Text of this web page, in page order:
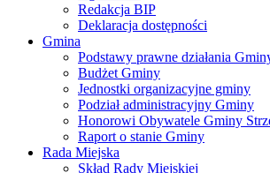
Redakcja BIP
Deklaracja dostępności
Gmina
Podstawy prawne działania
Budżet Gminy
Jednostki organizacyjne gminy
Podział administracyjny Gminy
Honorowi Obywatele Gminy
Raport o stanie Gminy
Rada Miejska
Skład Rady Miejskiej